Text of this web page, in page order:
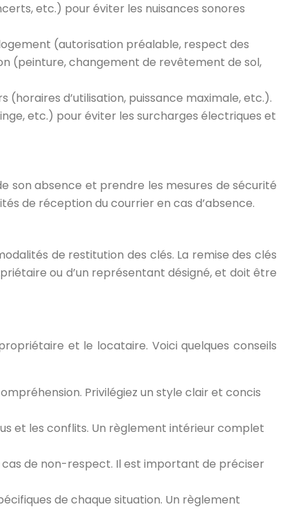
etc.) pour éviter les nuisances sonores
(autorisation préalable, respect des
(peinture, changement de revêtement de sol,
d’utilisation, puissance maximale, etc.).
etc.) pour éviter les surcharges électriques et
son absence et prendre les mesures de sécurité
de réception du courrier en cas d’absence.
de restitution des clés. La remise des clés
ou d’un représentant désigné, et doit être
et le locataire. Voici quelques conseils
Privilégiez un style clair et concis
et les conflits. Un règlement intérieur complet
de non-respect. Il est important de préciser
de chaque situation. Un règlement